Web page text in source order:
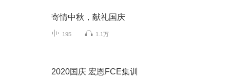
寄情中秋，献礼国庆
195 1.1万
2020国庆 宏恩FCE集训